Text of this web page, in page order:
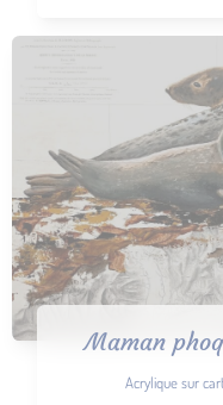
Maman
Acrylique sur